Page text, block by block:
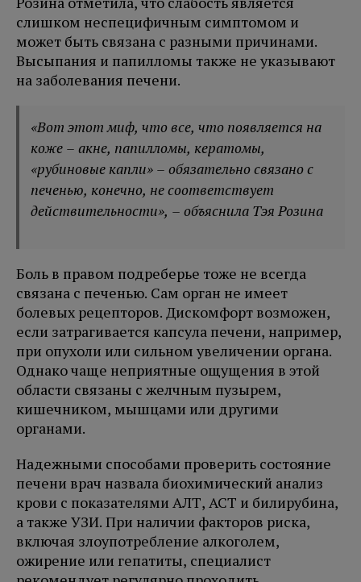
слишком неспецифичным симптомом и
может быть связана с разными причинами.
Высыпания и папилломы также не указывают
на заболевания печени.
«Вот этот миф, что все, что появляется на
коже – акне, папилломы, кератомы,
«рубиновые капли» – обязательно связано с
печенью, конечно, не соответствует
действительности», – объяснила Тэя Розина
Боль в правом подреберье тоже не всегда
связана с печенью. Сам орган не имеет
болевых рецепторов. Дискомфорт возможен,
если затрагивается капсула печени, например,
при опухоли или сильном увеличении органа.
Однако чаще неприятные ощущения в этой
области связаны с желчным пузырем,
кишечником, мышцами или другими
органами.
Надежными способами проверить состояние
печени врач назвала биохимический анализ
крови с показателями АЛТ, АСТ и билирубина,
а также УЗИ. При наличии факторов риска,
включая злоупотребление алкоголем,
ожирение или гепатиты, специалист